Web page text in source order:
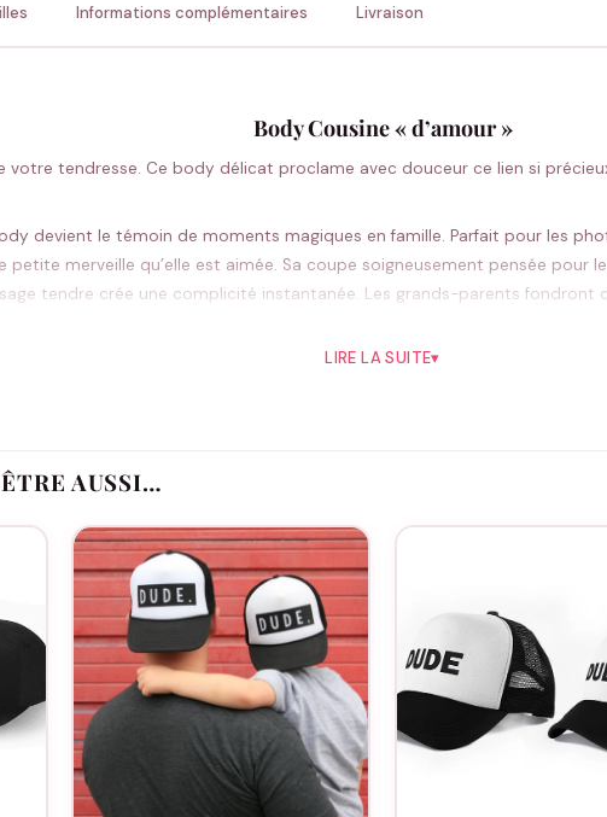
Informations complémentaires Livraison
Body Cousine « d’amour »
tendresse. Ce body délicat proclame avec douceur ce lien si
devient le témoin de moments magiques en famille. Parfait pour les
petite merveille qu’elle est aimée. Sa coupe soigneusement pensée
tendre crée une complicité instantanée. Les grands-parents
un confort optimal toute la journée
quotidien sans contrainte
qui fait la différence
Idéal pour
famille, séances photos cousines, cadeaux d’annonce de grossesse ou
Bon à savoir
pour choisir la coupe parfaite. Envie d’une touche personnelle ? Découvrez
LIRE LA SUITE▾
AUSSI…